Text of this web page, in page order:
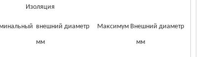
Изоляция
внешний диаметр
мм
Максимум Внешний диаметр
мм